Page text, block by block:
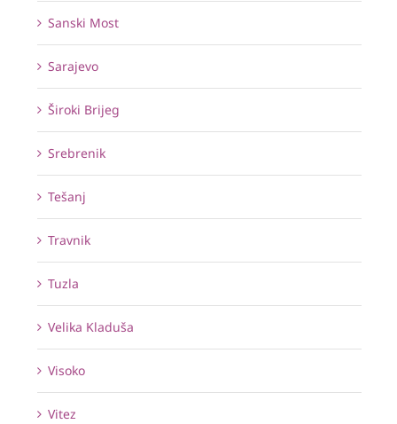
Sanski Most
Sarajevo
Široki Brijeg
Srebrenik
Tešanj
Travnik
Tuzla
Velika Kladuša
Visoko
Vitez